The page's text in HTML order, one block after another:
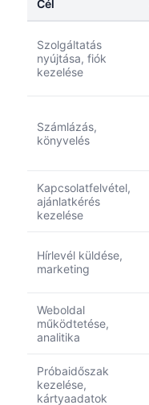
Cél
Szolgáltatás
nyújtása, fiók
kezelése
Számlázás,
könyvelés
Kapcsolatfelvétel,
ajánlatkérés
kezelése
Hírlevél küldése,
marketing
Weboldal
működtetése,
analitika
Próbaidőszak
kezelése,
kártyaadatok